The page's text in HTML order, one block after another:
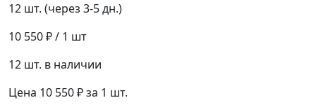
12 шт. (через 3-5 дн.)
10 550 ₽/ 1 шт
12 шт. в наличии
Цена 10 550 ₽ за 1 шт.